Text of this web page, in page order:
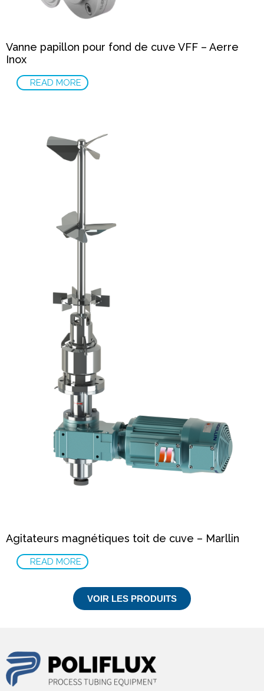
Vanne papillon pour fond de cuve VFF – Aerre
Inox
READ MORE
Agitateurs magnétiques toit de cuve – Marllin
READ MORE
VOIR LES PRODUITS